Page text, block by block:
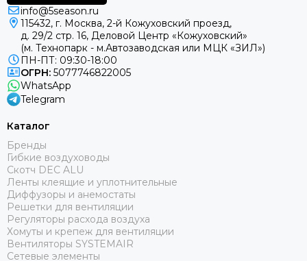
info@5season.ru
115432, г. Москва, 2-й Кожуховский проезд,
д. 29/2 стр. 16, Деловой Центр «Кожуховский»
(м. Технопарк - м.Автозаводская или МЦК «ЗИЛ»)
ПН-ПТ: 09:30-18:00
ОГРН: 5077746822005
WhatsApp
Telegram
Каталог
Бренды
Гибкие воздуховоды
Скотч DEC ALU
Ленты клеящие и уплотнительные
Диффузоры и анемостаты
Решетки для вентиляции
Регуляторы расхода воздуха
Хомуты и крепеж для вентиляции
Вентиляторы SYSTEMAIR
Сетевые элементы